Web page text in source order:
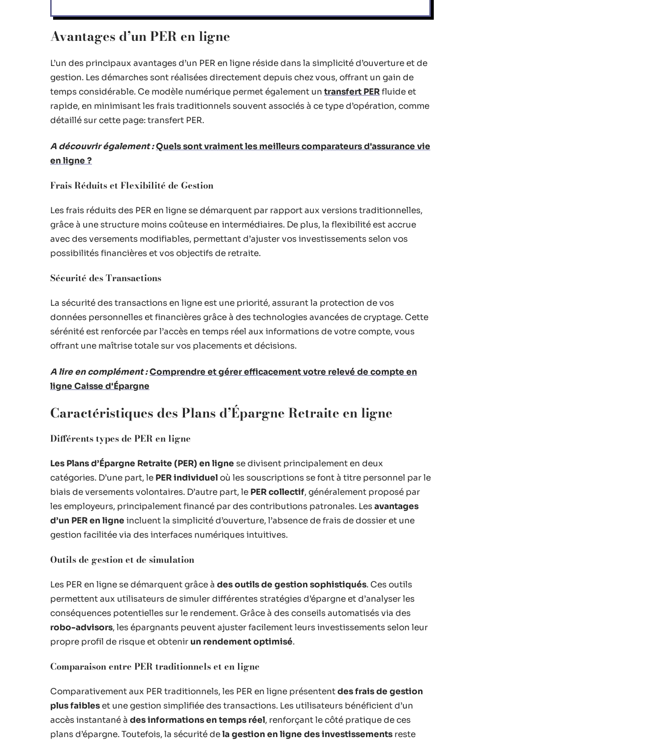
Avantages d’un PER en ligne
L’un des principaux avantages d’un PER en ligne réside dans la simplicité d’ouverture et de
gestion. Les démarches sont réalisées directement depuis chez vous, offrant un gain de
temps considérable. Ce modèle numérique permet également un transfert PERfluide et
rapide, en minimisant les frais traditionnels souvent associés à ce type d’opération, comme
détaillé sur cette page: transfert PER.
A découvrir également :Quels sont vraiment les meilleurs comparateurs d'assurance vie
en ligne ?
Frais Réduits et Flexibilité de Gestion
Les frais réduits des PER en ligne se démarquent par rapport aux versions traditionnelles,
grâce à une structure moins coûteuse en intermédiaires. De plus, la flexibilité est accrue
avec des versements modifiables, permettant d’ajuster vos investissements selon vos
possibilités financières et vos objectifs de retraite.
Sécurité des Transactions
La sécurité des transactions en ligne est une priorité, assurant la protection de vos
données personnelles et financières grâce à des technologies avancées de cryptage. Cette
sérénité est renforcée par l’accès en temps réel aux informations de votre compte, vous
offrant une maîtrise totale sur vos placements et décisions.
A lire en complément :Comprendre et gérer efficacement votre relevé de compte en
ligne Caisse d'Épargne
Caractéristiques des Plans d’Épargne Retraite en ligne
Différents types de PER en ligne
Les Plans d’Épargne Retraite (PER) en ligne se divisent principalement en deux
catégories. D’une part, le PER individuel où les souscriptions se font à titre personnel par le
biais de versements volontaires. D’autre part, le PER collectif, généralement proposé par
les employeurs, principalement financé par des contributions patronales. Lesavantages
d’un PER en ligne incluent la simplicité d’ouverture, l’absence de frais de dossier et une
gestion facilitée via des interfaces numériques intuitives.
Outils de gestion et de simulation
Les PER en ligne se démarquent grâce à des outils de gestion sophistiqués. Ces outils
permettent aux utilisateurs de simuler différentes stratégies d’épargne et d’analyser les
conséquences potentielles sur le rendement. Grâce à des conseils automatisés via des
robo-advisors, les épargnants peuvent ajuster facilement leurs investissements selon leur
propre profil de risque et obtenir un rendement optimisé.
Comparaison entre PER traditionnels et en ligne
Comparativement aux PER traditionnels, les PER en ligne présententdes frais de gestion
plus faibles et une gestion simplifiée des transactions. Les utilisateurs bénéficient d’un
accès instantané à des informations en temps réel, renforçant le côté pratique de ces
plans d’épargne. Toutefois, la sécurité dela gestion en ligne des investissements reste